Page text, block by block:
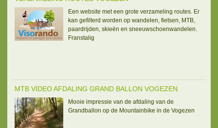
Een website met een grote verzameling routes. Er
kan gefilterd worden op wandelen, fietsen, MTB,
paardrijden, skieën en sneeuwschoenwandelen.
Franstalig
MTB VIDEO AFDALING GRAND BALLON VOGEZEN
Mooie impressie van de afdaling van de
Grandballon op de Mountainbike in de Vogezen